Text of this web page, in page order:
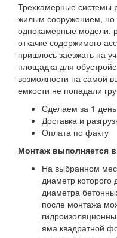
Трехкамерные системы
жилым сооружением, но
однокамерные модели,
откачке содержимого
пришлось заезжать на
площадка для
возможности на самой
емкости не попадали
Сделаем за 1 день
Доставка и
Оплата по факту
Монтаж выполняется
На выбранном
диаметр которого
диаметра
после монтажа
яма квадратной